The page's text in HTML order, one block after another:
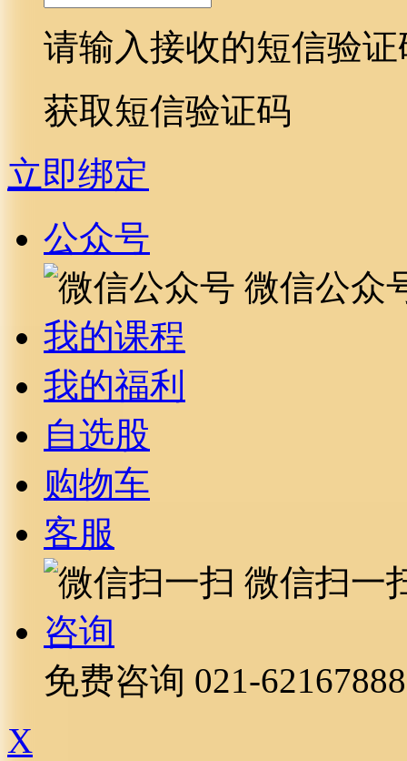
请输入接收的短信验证
获取短信验证码
立即绑定
公众号
微信公众
我的课程
我的福利
自选股
购物车
客服
微信扫一
咨询
免费咨询 021-62167888
X